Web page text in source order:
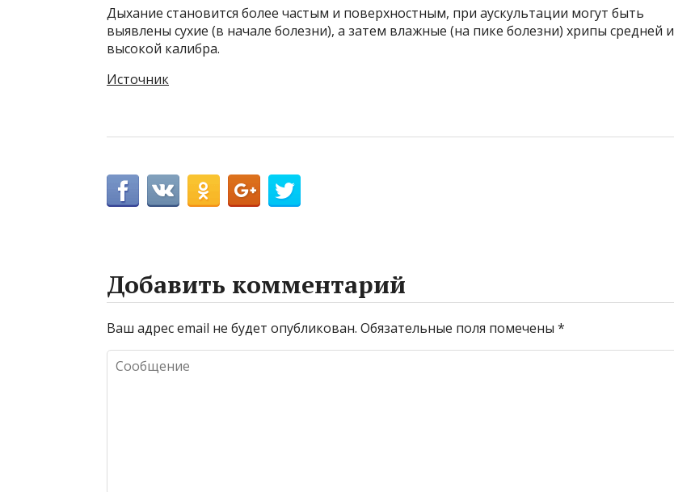
Дыхание становится более частым и поверхностным, при аускультации могут быть
выявлены сухие (в начале болезни), а затем влажные (на пике болезни) хрипы средней и
высокой калибра.
Источник
Добавить комментарий
Ваш адрес email не будет опубликован. Обязательные поля помечены *